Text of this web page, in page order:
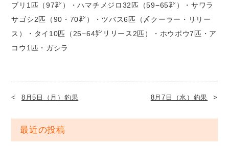
ブリ1匹（97㌢）・ハマチメジロ32匹（59−65㌢）・サワラ
サゴシ2匹（90・70㌢）・ツバス6匹（〆クーラー・リリー
ス）・タイ10匹（25−64㌢リリース2匹）・ホウボウ7匹・ア
コウ1匹・ガシラ
8月5日（月）釣果 8月7日（水）釣果
最近の投稿